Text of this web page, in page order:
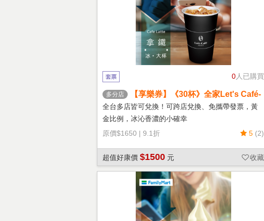
0人已購買
套票
多分店
【享樂券】《30杯》全家Let's Café-
冰拿鐵(大杯)
全台多店皆可兌換！可跨店兌換、免攜帶發票，黃
金比例，冰沁香濃的小確幸
原價$1650 | 9.1折 5 (2)
超值好康價 $1500 元 收藏